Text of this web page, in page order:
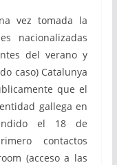
vez tomada la
nacionalizadas
del verano y
caso) Catalunya
que el
gallega en
el 18 de
contactos
(acceso a las